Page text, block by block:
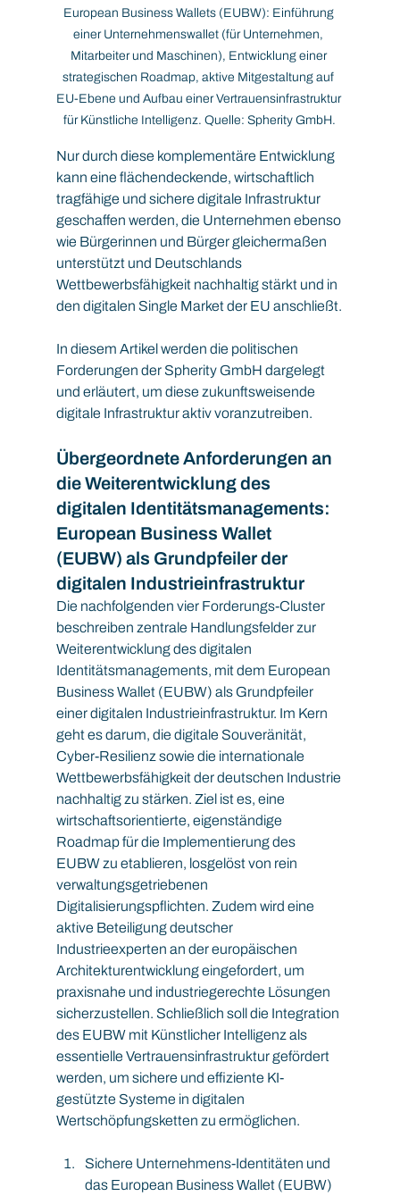
European Business Wallets (EUBW): Einführung
einer Unternehmenswallet (für Unternehmen,
Mitarbeiter und Maschinen), Entwicklung einer
strategischen Roadmap, aktive Mitgestaltung auf
EU-Ebene und Aufbau einer Vertrauensinfrastruktur
für Künstliche Intelligenz. Quelle: Spherity GmbH.
Nur durch diese komplementäre Entwicklung
kann eine flächendeckende, wirtschaftlich
tragfähige und sichere digitale Infrastruktur
geschaffen werden, die Unternehmen ebenso
wie Bürgerinnen und Bürger gleichermaßen
unterstützt und Deutschlands
Wettbewerbsfähigkeit nachhaltig stärkt und in
den digitalen Single Market der EU anschließt.
In diesem Artikel werden die politischen
Forderungen der Spherity GmbH dargelegt
und erläutert, um diese zukunftsweisende
digitale Infrastruktur aktiv voranzutreiben.
Übergeordnete Anforderungen an
die Weiterentwicklung des
digitalen Identitätsmanagements:
European Business Wallet
(EUBW) als Grundpfeiler der
digitalen Industrieinfrastruktur
Die nachfolgenden vier Forderungs-Cluster
beschreiben zentrale Handlungsfelder zur
Weiterentwicklung des digitalen
Identitätsmanagements, mit dem European
Business Wallet (EUBW) als Grundpfeiler
einer digitalen Industrieinfrastruktur. Im Kern
geht es darum, die digitale Souveränität,
Cyber-Resilienz sowie die internationale
Wettbewerbsfähigkeit der deutschen Industrie
nachhaltig zu stärken. Ziel ist es, eine
wirtschaftsorientierte, eigenständige
Roadmap für die Implementierung des
EUBW zu etablieren, losgelöst von rein
verwaltungsgetriebenen
Digitalisierungspflichten. Zudem wird eine
aktive Beteiligung deutscher
Industrieexperten an der europäischen
Architekturentwicklung eingefordert, um
praxisnahe und industriegerechte Lösungen
sicherzustellen. Schließlich soll die Integration
des EUBW mit Künstlicher Intelligenz als
essentielle Vertrauensinfrastruktur gefördert
werden, um sichere und effiziente KI-
gestützte Systeme in digitalen
Wertschöpfungsketten zu ermöglichen.
Sichere Unternehmens-Identitäten und
das European Business Wallet (EUBW)